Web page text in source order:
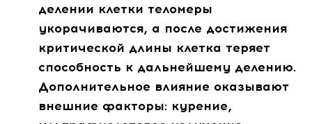
делении клетки теломеры
укорачиваются, а после достижения
критической длины клетка теряет
способность к дальнейшему делению.
Дополнительное влияние оказывают
внешние факторы: курение,